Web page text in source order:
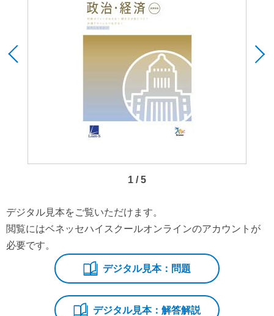
1 / 5
デジタル見本をご覧いただけます。
閲覧にはベネッセハイスクールオンラインのアカウントが
必要です。
デジタル見本：問題
デジタル見本：解答解説